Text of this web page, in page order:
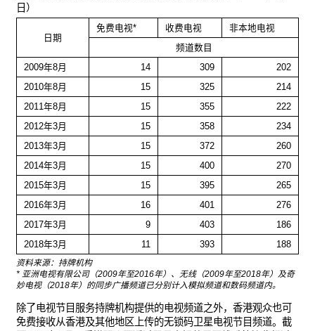
日）
日期
免费电视* 收费电视
非本地电视
频道数目
2009年8月
14 309
202
2010年8月
15 325
214
2011年8月
15 355
222
2012年3月
15 358
234
2013年3月
15 372
260
2014年3月
15 400
270
2015年3月
15 395
265
2016年3月
16 401
276
2017年3月
9 403
186
2018年3月
11 393 188
资料来源：持牌机构
* 亚洲电视有限公司（2009年至2016年）、无线（2009年至2018年）及奇
妙电视（2018年）的同步广播频道已分别计入模拟频道和数码频道内。
除了电视节目服务持牌机构提供的电视频道之外，香港观众也可
免费接收从香港及其他地区上传的无锁码卫星电视节目频道。截